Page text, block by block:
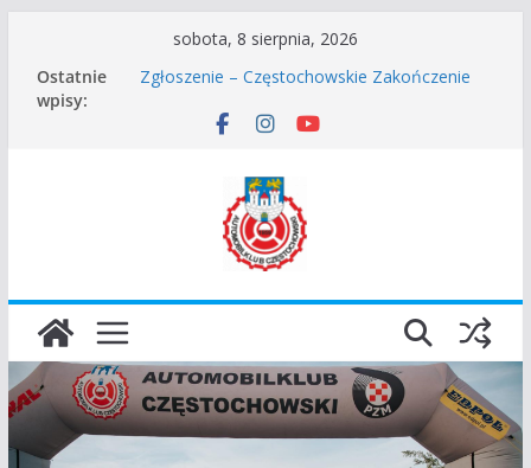
treści
sobota, 8 sierpnia, 2026
Ostatnie
wpisy:
Częstochowskie Rozpoczęcie Sezonu 2026
Zgłoszenie – Częstochowskie Zakończenie
45 Rajd Częstochowski zostaje odwołany.
I Gliwicki Classic Sprint o Puchar Prezydenta
Miasta Gliwice